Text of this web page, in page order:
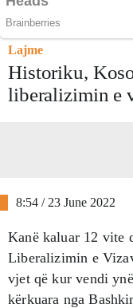
Lajme
Historiku,
liberalizimin e
8:54 / 23 June 2022
Kanë kaluar 12 vite
Liberalizimin e
vjet që kur vendi
kërkuara nga